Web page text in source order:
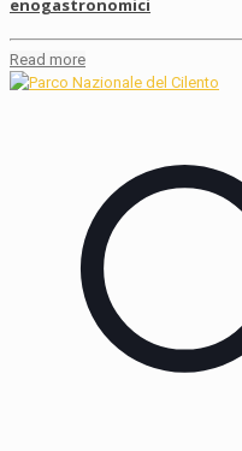
enogastronomici
Read more